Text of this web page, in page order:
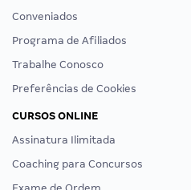
Conveniados
Programa de Afiliados
Trabalhe Conosco
Preferências de Cookies
CURSOS ONLINE
Assinatura Ilimitada
Coaching para Concursos